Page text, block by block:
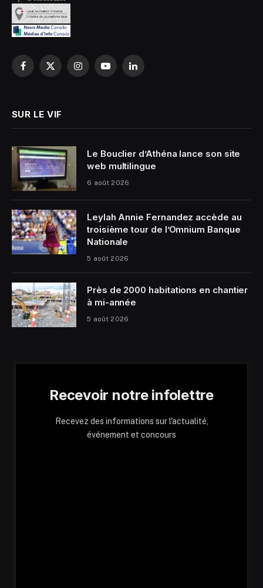
Facebook
X
InstagramYouTubeLinkedIn
SUR LE VIF
Le Bouclier d’Athéna lance son site
web multilingue
6 août 2026
Leylah Annie Fernandez accède au
troisième tour de l’Omnium Banque
Nationale
5 août 2026
Près de 2000 habitations en chantier
à mi-année
5 août 2026
Recevoir notre infolettre
Recevez des informations sur l'actualité,
événement et concours